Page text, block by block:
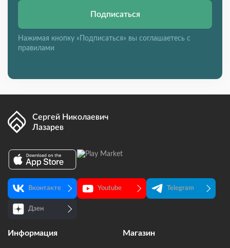
Подписаться
Нажимая кнопку «Подписаться» вы соглашаетесь с
правилами
Сергей Николаевич
Лазарев
Вконтакте Youtube Telegram
Дзен
Информация Магазин